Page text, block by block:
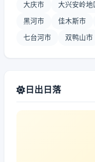
大庆市 大兴安岭地
黑河市 佳木斯市
七台河市 双鸭山市
日出日落